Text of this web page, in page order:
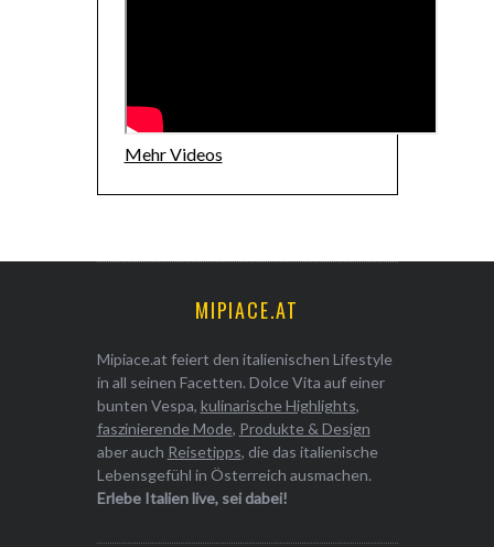
Mehr Videos
MIPIACE.AT
Mipiace.at feiert den italienischen Lifestyle
in all seinen Facetten. Dolce Vita auf einer
bunten Vespa, kulinarische Highlights,
faszinierende Mode, Produkte & Design
aber auch Reisetipps, die das italienische
Lebensgefühl in Österreich ausmachen.
Erlebe Italien live, sei dabei!